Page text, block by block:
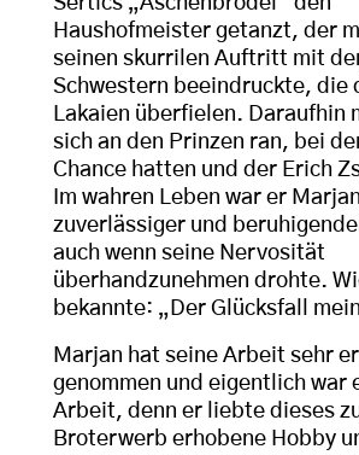
Haushofmeister getanzt, der
seinen skurrilen Auftritt mit
Schwestern beeindruckte, die
Lakaien überfielen. Daraufhin
sich an den Prinzen ran, bei
Chance hatten und der Erich
Im wahren Leben war er
zuverlässiger und
auch wenn seine Nervosität
überhandzunehmen drohte.
bekannte: „Der Glücksfall
Marjan hat seine Arbeit sehr
genommen und eigentlich war
Arbeit, denn er liebte dieses
Broterwerb erhobene Hobby